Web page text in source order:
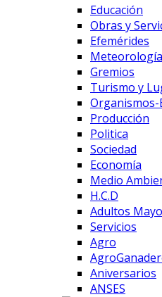
Educación
Obras y
Efemérides
Meteorología
Gremios
Turismo y
Organismos-
Producción
Politica
Sociedad
Economía
Medio
H.C.D
Adultos
Servicios
Agro
Aniversarios
ANSES